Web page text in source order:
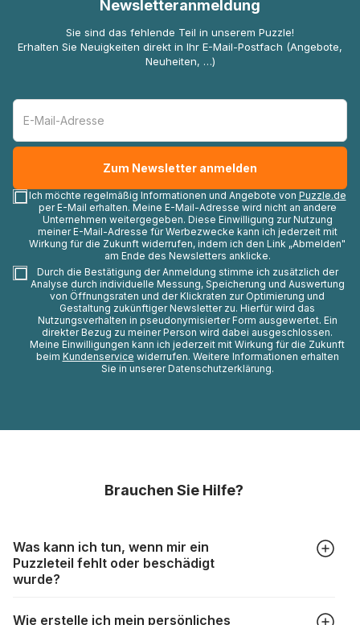
Newsletteranmeldung
Sie sind das fehlende Teil in unserem Puzzle!
Erhalten Sie Neuigkeiten direkt in Ihr E-Mail-Postfach (Angebote,
Neuheiten, …)
Ich möchte regelmäßig Informationen und Angebote von Puzzle.de
per E-Mail erhalten. Meine E-Mail-Adresse wird nicht an andere
Unternehmen weitergegeben. Diese Einwilligung zur Nutzung
meiner E-Mail-Adresse für Werbezwecke kann ich jederzeit mit
Wirkung für die Zukunft widerrufen, indem ich den Link „Abmelden"
am Ende des Newsletters anklicke.
Durch die Bestätigung der Anmeldung stimme ich zusätzlich der
Analyse durch individuelle Messung, Speicherung und Auswertung
von Öffnungsraten und der Klickraten zur Optimierung und
Gestaltung zukünftiger Newsletter zu. Hierfür wird das
Nutzungsverhalten in pseudonymisierter Form ausgewertet. Ein
direkter Bezug zu meiner Person wird dabei ausgeschlossen.
Meine Einwilligungen kann ich jederzeit mit Wirkung für die Zukunft
beim Kundenservice widerrufen. Weitere Informationen erhalten
Sie in unserer Datenschutzerklärung.
Brauchen Sie Hilfe?
Was kann ich tun, wenn mir ein
Puzzleteil fehlt oder beschädigt
wurde?
Wie erstelle ich mein persönliches